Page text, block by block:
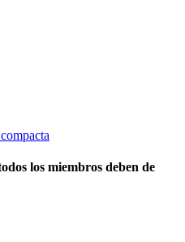
los miembros deben de